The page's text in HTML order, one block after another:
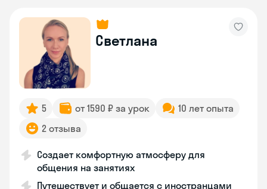
Светлана
5 от 1590 ₽ за урок
10 лет опыта
2 отзыва
Создает комфортную атмосферу для
общения на занятиях
Путешествует и общается с иностранцами